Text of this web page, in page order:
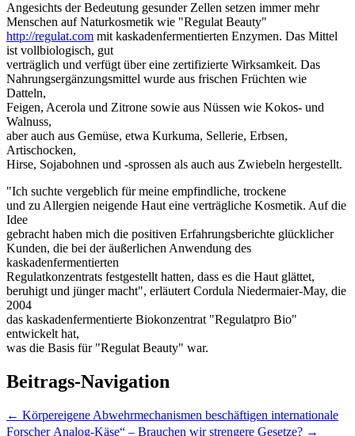
Angesichts der Bedeutung gesunder Zellen setzen immer mehr
Menschen auf Naturkosmetik wie "Regulat Beauty"
http://regulat.com mit kaskadenfermentierten Enzymen. Das Mittel
ist vollbiologisch, gut
verträglich und verfügt über eine zertifizierte Wirksamkeit. Das
Nahrungsergänzungsmittel wurde aus frischen Früchten wie
Datteln,
Feigen, Acerola und Zitrone sowie aus Nüssen wie Kokos- und
Walnuss,
aber auch aus Gemüse, etwa Kurkuma, Sellerie, Erbsen,
Artischocken,
Hirse, Sojabohnen und -sprossen als auch aus Zwiebeln hergestellt.
"Ich suchte vergeblich für meine empfindliche, trockene
und zu Allergien neigende Haut eine verträgliche Kosmetik. Auf die
Idee
gebracht haben mich die positiven Erfahrungsberichte glücklicher
Kunden, die bei der äußerlichen Anwendung des
kaskadenfermentierten
Regulatkonzentrats festgestellt hatten, dass es die Haut glättet,
beruhigt und jünger macht", erläutert Cordula Niedermaier-May, die
2004
das kaskadenfermentierte Biokonzentrat "Regulatpro Bio"
entwickelt hat,
was die Basis für "Regulat Beauty" war.
Beitrags-Navigation
← Körpereigene Abwehrmechanismen beschäftigen internationale
Forscher Analog-Käse“ – Brauchen wir strengere Gesetze? →